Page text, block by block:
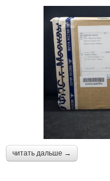
читать дальше →